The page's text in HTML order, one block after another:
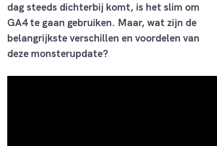
dag steeds dichterbij komt, is het slim om
GA4 te gaan gebruiken. Maar, wat zijn de
belangrijkste verschillen en voordelen van
deze monsterupdate?